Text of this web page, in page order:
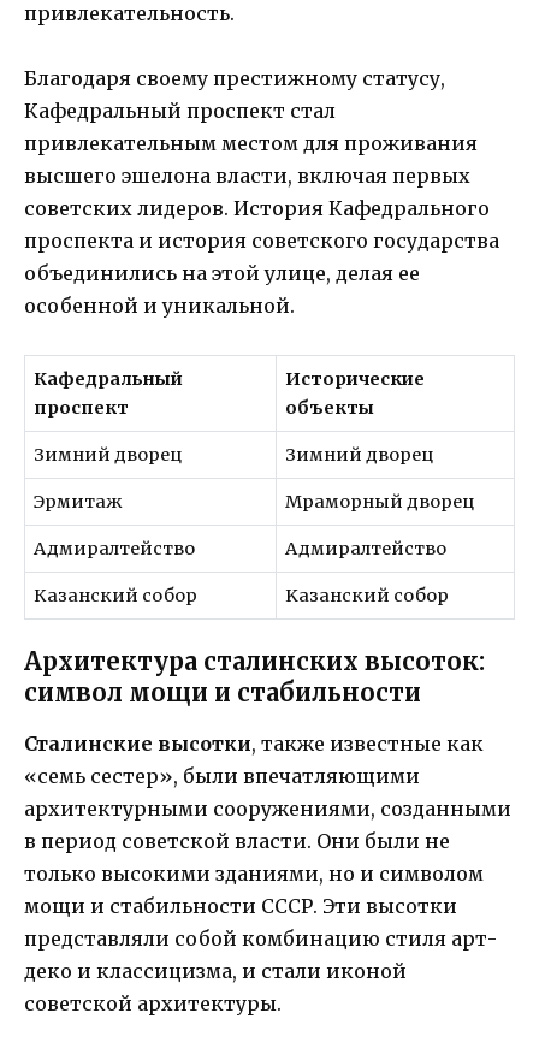
привлекательность.
Благодаря своему престижному статусу,
Кафедральный проспект стал
привлекательным местом для проживания
высшего эшелона власти, включая первых
советских лидеров. История Кафедрального
проспекта и история советского государства
объединились на этой улице, делая ее
особенной и уникальной.
Кафедральный
проспект
Исторические
объекты
Зимний дворец Зимний дворец
Эрмитаж Мраморный дворец
Адмиралтейство Адмиралтейство
Казанский собор Kазанский собор
Архитектура сталинских высоток:
символ мощи и стабильности
Сталинские высотки, также известные как
«семь сестер», были впечатляющими
архитектурными сооружениями, созданными
в период советской власти. Они были не
только высокими зданиями, но и символом
мощи и стабильности СССР. Эти высотки
представляли собой комбинацию стиля арт-
деко и классицизма, и стали иконой
советской архитектуры.